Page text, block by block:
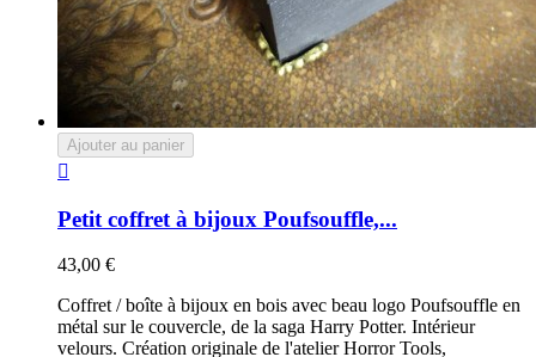
Ajouter au panier

Petit coffret à bijoux Poufsouffle,...
43,00 €
Coffret / boîte à bijoux en bois avec beau logo Poufsouffle en
métal sur le couvercle, de la saga Harry Potter. Intérieur
velours. Création originale de l'atelier Horror Tools,